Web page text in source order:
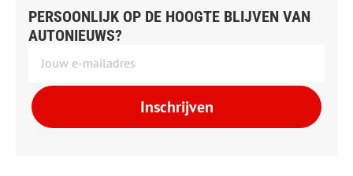
PERSOONLIJK OP DE HOOGTE BLIJVEN VAN
AUTONIEUWS?
Inschrijven